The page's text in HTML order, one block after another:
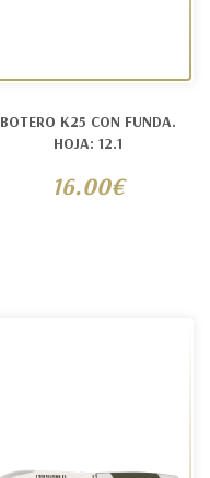
BOTERO K25 CON FUNDA.
HOJA: 12.1
16.00€